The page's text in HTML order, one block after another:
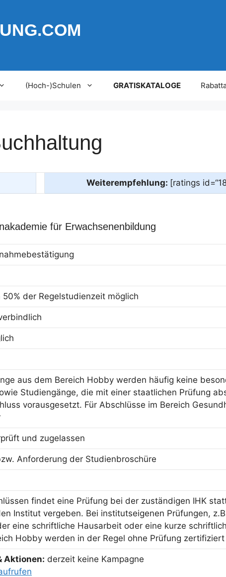
(Hoch-)Schulen GRATISKATALOGE
Weiterempfehlung: [ratings
für Erwachsenenbildung
der Regelstudienzeit möglich
aus dem Bereich Hobby werden häufig keine
Studiengänge, die mit einer staatlichen Prüfung
vorausgesetzt. Für Abschlüsse im Bereich
und zugelassen
Anforderung der Studienbroschüre
findet eine Prüfung bei der zuständigen IHK
Institut vergeben. Bei institutseigenen Prüfungen,
eine schriftliche Hausarbeit oder eine kurze
Hobby werden in der Regel ohne Prüfung zertifiziert
Aktionen: derzeit keine Kampagne